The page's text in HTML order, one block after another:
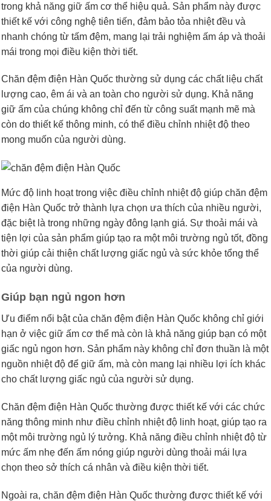
trong khả năng giữ ấm cơ thể hiệu quả. Sản phẩm này được
thiết kế với công nghệ tiên tiến, đảm bảo tỏa nhiệt đều và
nhanh chóng từ tấm đệm, mang lại trải nghiệm ấm áp và thoải
mái trong mọi điều kiện thời tiết.
Chăn đệm điện Hàn Quốc thường sử dụng các chất liệu chất
lượng cao, êm ái và an toàn cho người sử dụng. Khả năng
giữ ấm của chúng không chỉ đến từ công suất mạnh mẽ mà
còn do thiết kế thông minh, có thể điều chỉnh nhiệt độ theo
mong muốn của người dùng.
Mức độ linh hoạt trong việc điều chỉnh nhiệt độ giúp chăn đệm
điện Hàn Quốc trở thành lựa chọn ưa thích của nhiều người,
đặc biệt là trong những ngày đông lạnh giá. Sự thoải mái và
tiện lợi của sản phẩm giúp tạo ra một môi trường ngủ tốt, đồng
thời giúp cải thiện chất lượng giấc ngủ và sức khỏe tổng thể
của người dùng.
Giúp bạn ngủ ngon hơn
Ưu điểm nổi bật của chăn đệm điện Hàn Quốc không chỉ giới
hạn ở việc giữ ấm cơ thể mà còn là khả năng giúp bạn có một
giấc ngủ ngon hơn. Sản phẩm này không chỉ đơn thuần là một
nguồn nhiệt độ để giữ ấm, mà còn mang lại nhiều lợi ích khác
cho chất lượng giấc ngủ của người sử dụng.
Chăn đệm điện Hàn Quốc thường được thiết kế với các chức
năng thông minh như điều chỉnh nhiệt độ linh hoạt, giúp tạo ra
một môi trường ngủ lý tưởng. Khả năng điều chỉnh nhiệt độ từ
mức ấm nhẹ đến ấm nóng giúp người dùng thoải mái lựa
chọn theo sở thích cá nhân và điều kiện thời tiết.
Ngoài ra, chăn đệm điện Hàn Quốc thường được thiết kế với